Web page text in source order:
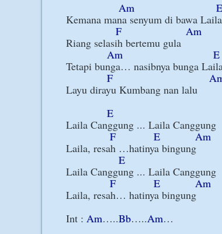
Am
E
Kemana mana senyum di bawa Laila
F
Am
Riang selasih bertemu gula
Am
E
Tetapi bunga… nasibnya bunga
F
Layu dirayu Kumbang nan lalu
E
Laila Canggung ... Laila Canggung
F
E
Am
Laila, resah …hatinya bingung
E
Laila Canggung ... Laila Canggung
F
E
Am
Laila, resah… hatinya bingung
Int : Am…..Bb…..Am…